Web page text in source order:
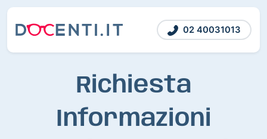
02 40031013
Richiesta
Informazioni